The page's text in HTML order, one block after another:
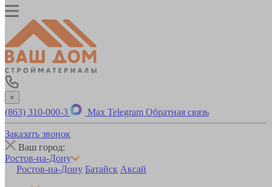
×
(863) 310-000-3 Max Telegram Обратная связь
Заказать звонок
Ваш город:
Ростов-на-Дону
Ростов-на-Дону Батайск Аксай